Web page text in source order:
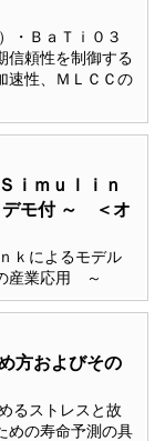
・ＢａＴｉ０３
信頼性を制御する
速性、ＭＬＣＣの
ｉｍｕｌｉｎ
デモ付 ～ ＜オ
ｋによるモデル
産業応用 ～
方およびその
るストレスと故
めの寿命予測の具